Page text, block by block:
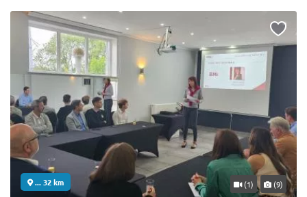
... 32 km (1) (9)